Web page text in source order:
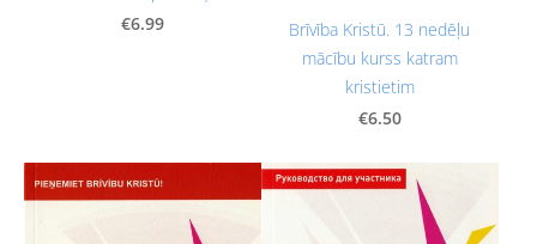
€6.99
Brīvība Kristū. 13 nedēļu
mācību kurss katram
kristietim
€6.50